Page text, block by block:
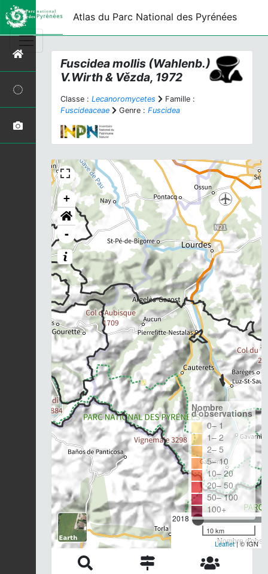
Atlas du Parc National des Pyrénées
Fuscidea mollis (Wahlenb.)
V.Wirth & Vězda, 1972
Classe : Lecanoromycetes
Famille :
Fuscideaceae
Genre : Fuscidea
+
-
2018
Nombre
Nombre
d'observations
0– 1
1– 2
2– 5
5– 10
10– 20
20– 50
50– 100
100+
10 km
Leaflet| © IGN